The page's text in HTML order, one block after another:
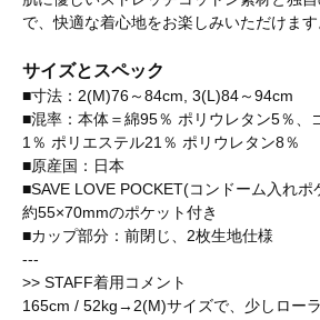
で、快適な着心地をお楽しみいただけます
サイズとスペック
■寸法：2(M)76～84cm, 3(L)84～94cm
■混率：本体＝綿95％ ポリウレタン5％、
1％ ポリエステル21％ ポリウレタン8％
■原産国：日本
■SAVE LOVE POCKET(コンドーム入れポ
約55×70mmのポケット付き
■カップ部分：前閉じ、2枚生地仕様
---
>> STAFF着用コメント
165cm / 52kg→2(M)サイズで、少しロー